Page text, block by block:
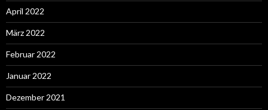
April 2022
März 2022
Februar 2022
Januar 2022
Dezember 2021